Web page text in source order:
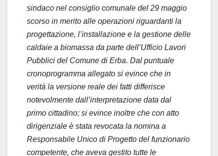
sindaco nel consiglio comunale del 29 maggio
scorso in merito alle operazioni riguardanti la
progettazione, l’installazione e la gestione delle
caldaie a biomassa da parte dell’Ufficio Lavori
Pubblici del Comune di Erba. Dal puntuale
cronoprogramma allegato si evince che in
verità la versione reale dei fatti differisce
notevolmente dall’interpretazione data dal
primo cittadino; si evince inoltre che con atto
dirigenziale è stata revocata la nomina a
Responsabile Unico di Progetto del funzionario
competente, che aveva gestito tutte le